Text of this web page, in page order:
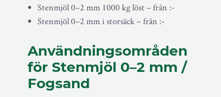
Stenmjöl 0–2 mm 1000 kg löst – från :-
Stenmjöl 0–2 mm i storsäck – från :-
Användningsområden
för Stenmjöl 0–2 mm /
Fogsand